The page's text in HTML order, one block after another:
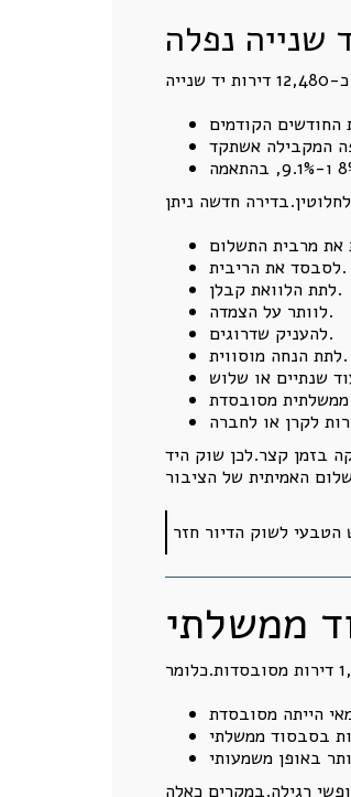
שנייה נפלה
לסבסד את הריבית.
לתת הלוואת קבלן.
לוותר על הצמדה.
להעניק שדרוגים.
לתת הנחה מוסווית.
בזמן קצר.לכן שוק היד
ממשלתי